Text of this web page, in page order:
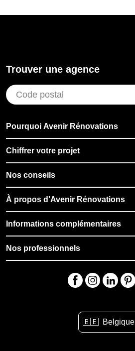
Trouver une agence
Pourquoi Avenir Rénovations
Chiffrer votre projet
Nos conseils
À propos d'Avenir Rénovations
Informations complémentaires
Nos professionnels
🇧🇪 Belgique